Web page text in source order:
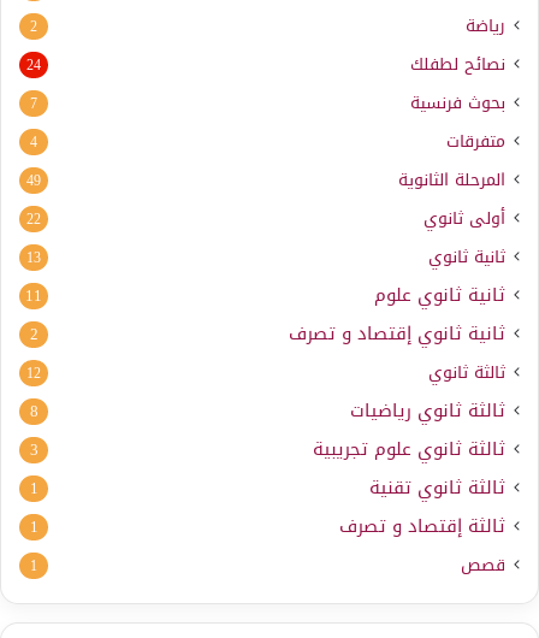
رياضة 2
نصائح لطفلك 24
بحوث فرنسية 7
متفرقات 4
المرحلة الثانوية 49
أولى ثانوي 22
ثانية ثانوي 13
ثانية ثانوي علوم 11
ثانية ثانوي إقتصاد و تصرف 2
ثالثة ثانوي 12
ثالثة ثانوي رياضيات 8
ثالثة ثانوي علوم تجريبية 3
ثالثة ثانوي تقنية 1
ثالثة إقتصاد و تصرف 1
قصص 1